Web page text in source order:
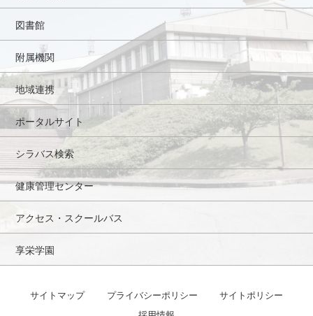
図書館
附属機関
地域連携
ポータルサイト
シラバス検索
健康管理センター
アクセス・スクールバス
享栄学園
サイトマップ プライバシーポリシー
サイトポリシー